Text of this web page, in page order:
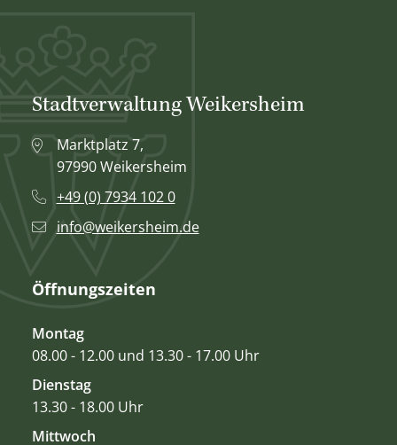
Stadtverwaltung Weikersheim
Marktplatz 7,
97990 Weikersheim
+49 (0) 7934 102 0
info@weikersheim.de
Öffnungszeiten
Montag
08.00 - 12.00 und 13.30 - 17.00 Uhr
Dienstag
13.30 - 18.00 Uhr
Mittwoch